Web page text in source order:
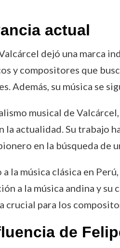
actual
dejó una marca
y compositores que
Además, su música se
musical de
la actualidad. Su trabajo
en la búsqueda de
a la música clásica en
a la música andina y su
crucial para los
de